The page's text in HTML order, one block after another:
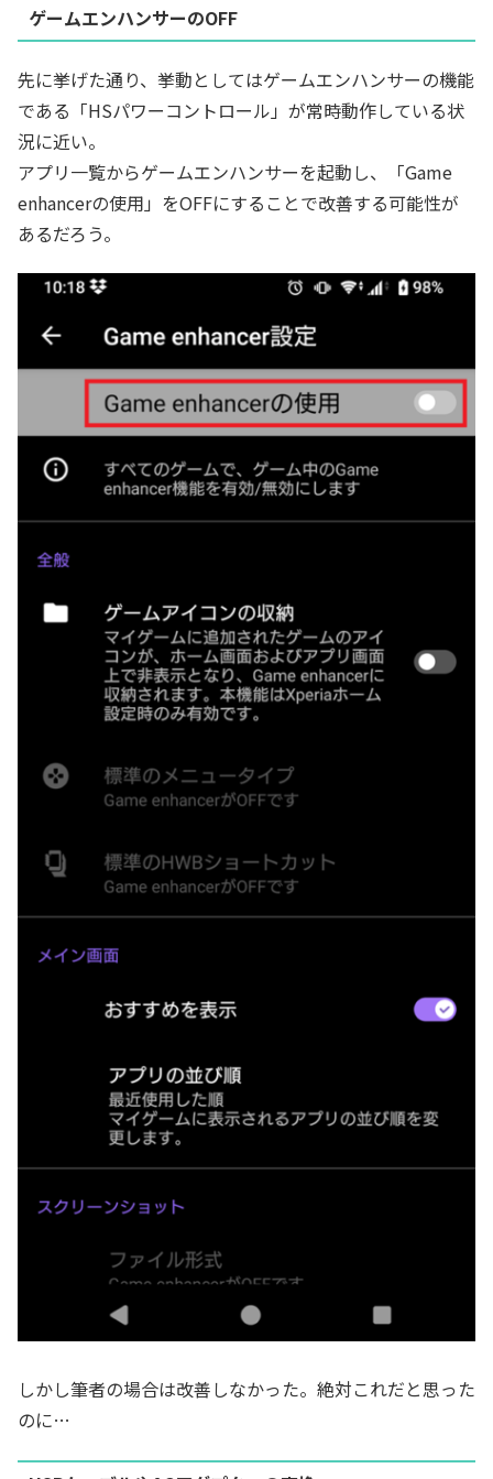
ゲームエンハンサーのOFF
先に挙げた通り、挙動としてはゲームエンハンサーの機能
である「HSパワーコントロール」が常時動作している状
況に近い。
アプリ一覧からゲームエンハンサーを起動し、「Game
enhancerの使用」をOFFにすることで改善する可能性が
あるだろう。
しかし筆者の場合は改善しなかった。絶対これだと思った
のに…